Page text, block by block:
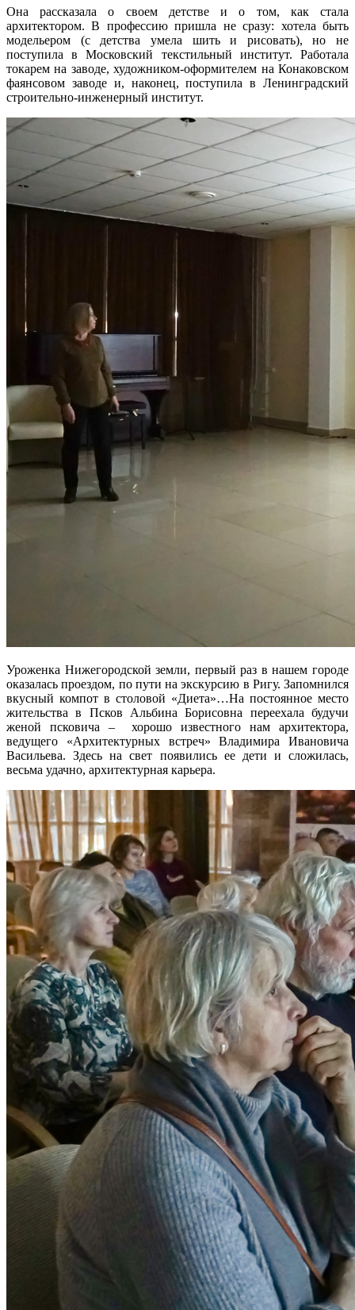
Она рассказала о своем детстве и о том, как стала
архитектором. В профессию пришла не сразу: хотела быть
модельером (с детства умела шить и рисовать), но не
поступила в Московский текстильный институт. Работала
токарем на заводе, художником-оформителем на Конаковском
фаянсовом заводе и, наконец, поступила в Ленинградский
строительно-инженерный институт.
Уроженка Нижегородской земли, первый раз в нашем городе
оказалась проездом, по пути на экскурсию в Ригу. Запомнился
вкусный компот в столовой «Диета»…На постоянное место
жительства в Псков Альбина Борисовна переехала будучи
женой псковича – хорошо известного нам архитектора,
ведущего «Архитектурных встреч» Владимира Ивановича
Васильева. Здесь на свет появились ее дети и сложилась,
весьма удачно, архитектурная карьера.